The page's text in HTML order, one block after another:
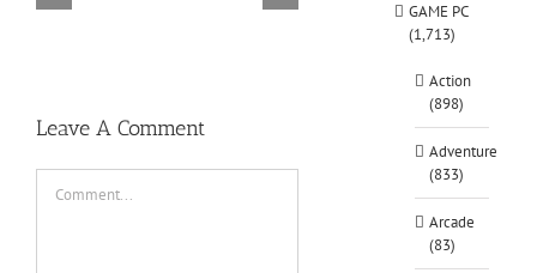
TORINTO-DARKZER0 Alone in the
Leave A Comment
GAME PC
(1,713)
Action
(898)
Adventure
(833)
Arcade
(83)